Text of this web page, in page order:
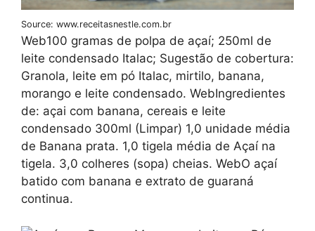
Source: www.receitasnestle.com.br
Web100 gramas de polpa de açaí; 250ml de
leite condensado Italac; Sugestão de cobertura:
Granola, leite em pó Italac, mirtilo, banana,
morango e leite condensado. WebIngredientes
de: açai com banana, cereais e leite
condensado 300ml (Limpar) 1,0 unidade média
de Banana prata. 1,0 tigela média de Açaí na
tigela. 3,0 colheres (sopa) cheias. WebO açaí
batido com banana e extrato de guaraná
continua.